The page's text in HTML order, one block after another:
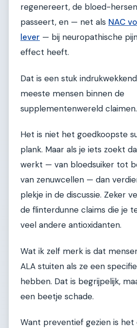
regenereert, de bloed-
passeert, en — net als NAC
lever — bij neuropathische
effect heeft.
Dat is een stuk
meeste mensen binnen de
supplementenwereld claimen.
Het is niet het goedkoopste
plank. Maar als je iets zoekt
werkt — van bloedsuiker tot
van zenuwcellen — dan
plekje in de discussie. Zeker
de flinterdunne claims die je
veel andere antioxidanten.
Wat ik zelf merk is dat
ALA stuiten als ze een
hebben. Dat is begrijpelijk,
een beetje schade.
Want preventief gezien is het